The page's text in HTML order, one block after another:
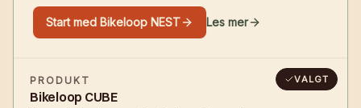
Start med Bikeloop NEST Les mer
VALGT
PRODUKT
Bikeloop CUBE